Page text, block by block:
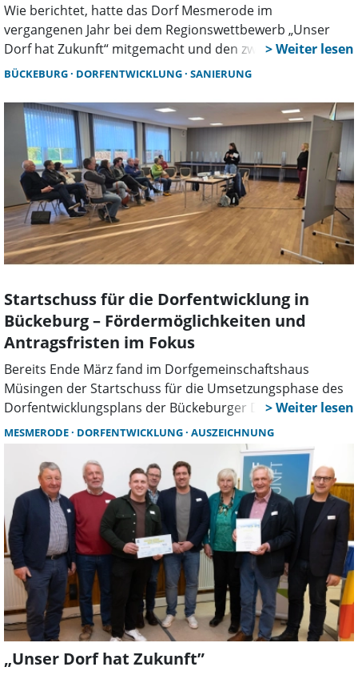
Wie berichtet, hatte das Dorf Mesmerode im
vergangenen Jahr bei dem Regionswettbewerb „Unser
Dorf hat Zukunft“ mitgemacht und den zweiten Platz
erreicht. Diese Platzierung bedeutete auch die
wieder ernst.
BÜCKEBURG DORFENTWICKLUNG SANIERUNG
Startschuss für die Dorfentwicklung in
Bückeburg – Fördermöglichkeiten und
Antragsfristen im Fokus
Bereits Ende März fand im Dorfgemeinschaftshaus
Müsingen der Startschuss für die Umsetzungsphase des
Dorfentwicklungsplans der Bückeburger Dörfer statt. Die
Veranstaltung bot umfassende Einblicke in die
Förderkulisse des niedersächsischen
Dorfentwicklungsprogramms und klärte über die
Antragsstellung auf. Die Bürger der Dörfer Achum,
Bergdorf, Cammer, Evesen, Meinsen-Warber, Müsingen,
Rusbend und Scheie erfuhren, welche Maßnahmen
förderfähig sind. Dazu gehören unter anderem Dach- und
Fassadensanierungen, der Austausch von Fenstern,
Türen und Toren sowie die Umnutzung und
Revitalisierung von Leerständen. Der Fördersatz beträgt
40 Prozent der Nettokosten, wobei die Höchstgrenze je
nach Maßnahme bei 50.000 Euro beziehungsweise
150.000 Euro liegt.
MESMERODE DORFENTWICKLUNG AUSZEICHNUNG
„Unser Dorf hat Zukunft”